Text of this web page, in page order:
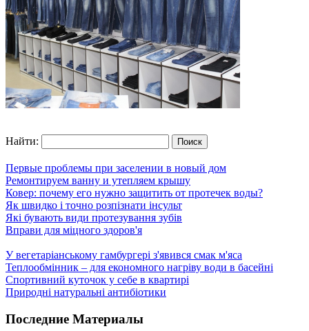
Найти:
Первые проблемы при заселении в новый дом
Ремонтируем ванну и утепляем крышу
Ковер: почему его нужно защитить от протечек воды?
Як швидко і точно розпізнати інсульт
Які бувають види протезування зубів
Вправи для міцного здоров'я
У вегетаріанському гамбургері з'явився смак м'яса
Теплообмінник – для економного нагріву води в басейні
Спортивний куточок у себе в квартирі
Природні натуральні антибіотики
Последние Материалы